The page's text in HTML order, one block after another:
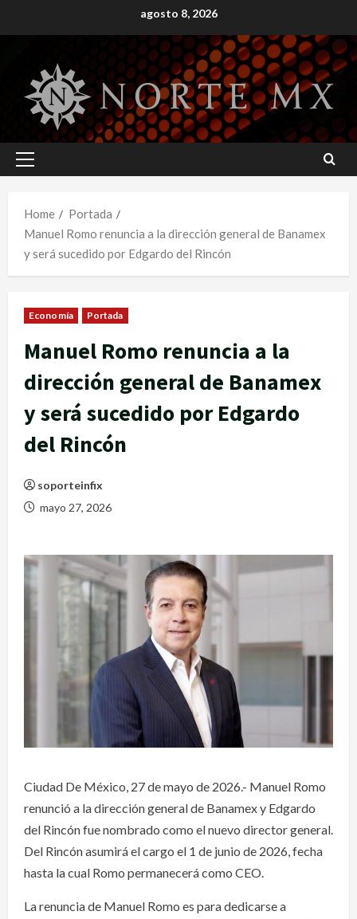
to
agosto 8, 2026
Primary
Home
Portada
Manuel Romo renuncia a la dirección general de Banamex
y será sucedido por Edgardo del Rincón
Economía Portada
Manuel Romo renuncia a la
dirección general de Banamex
y será sucedido por Edgardo
del Rincón
soporteinfix
mayo 27, 2026
Ciudad De México, 27 de mayo de 2026.- Manuel Romo
renunció a la dirección general de Banamex y Edgardo
del Rincón fue nombrado como el nuevo director general.
Del Rincón asumirá el cargo el 1 de junio de 2026, fecha
hasta la cual Romo permanecerá como CEO.
La renuncia de Manuel Romo es para dedicarse a